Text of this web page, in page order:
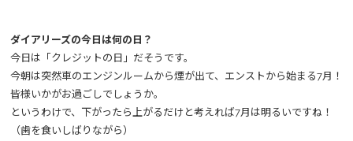
ダイアリーズの今日は何の日？
今日は「クレジットの日」だそうです。
今朝は突然車のエンジンルームから煙が出て、エンストから始まる7月！
皆様いかがお過ごしでしょうか。
というわけで、下がったら上がるだけと考えれば7月は明るいですね！
（歯を食いしばりながら）